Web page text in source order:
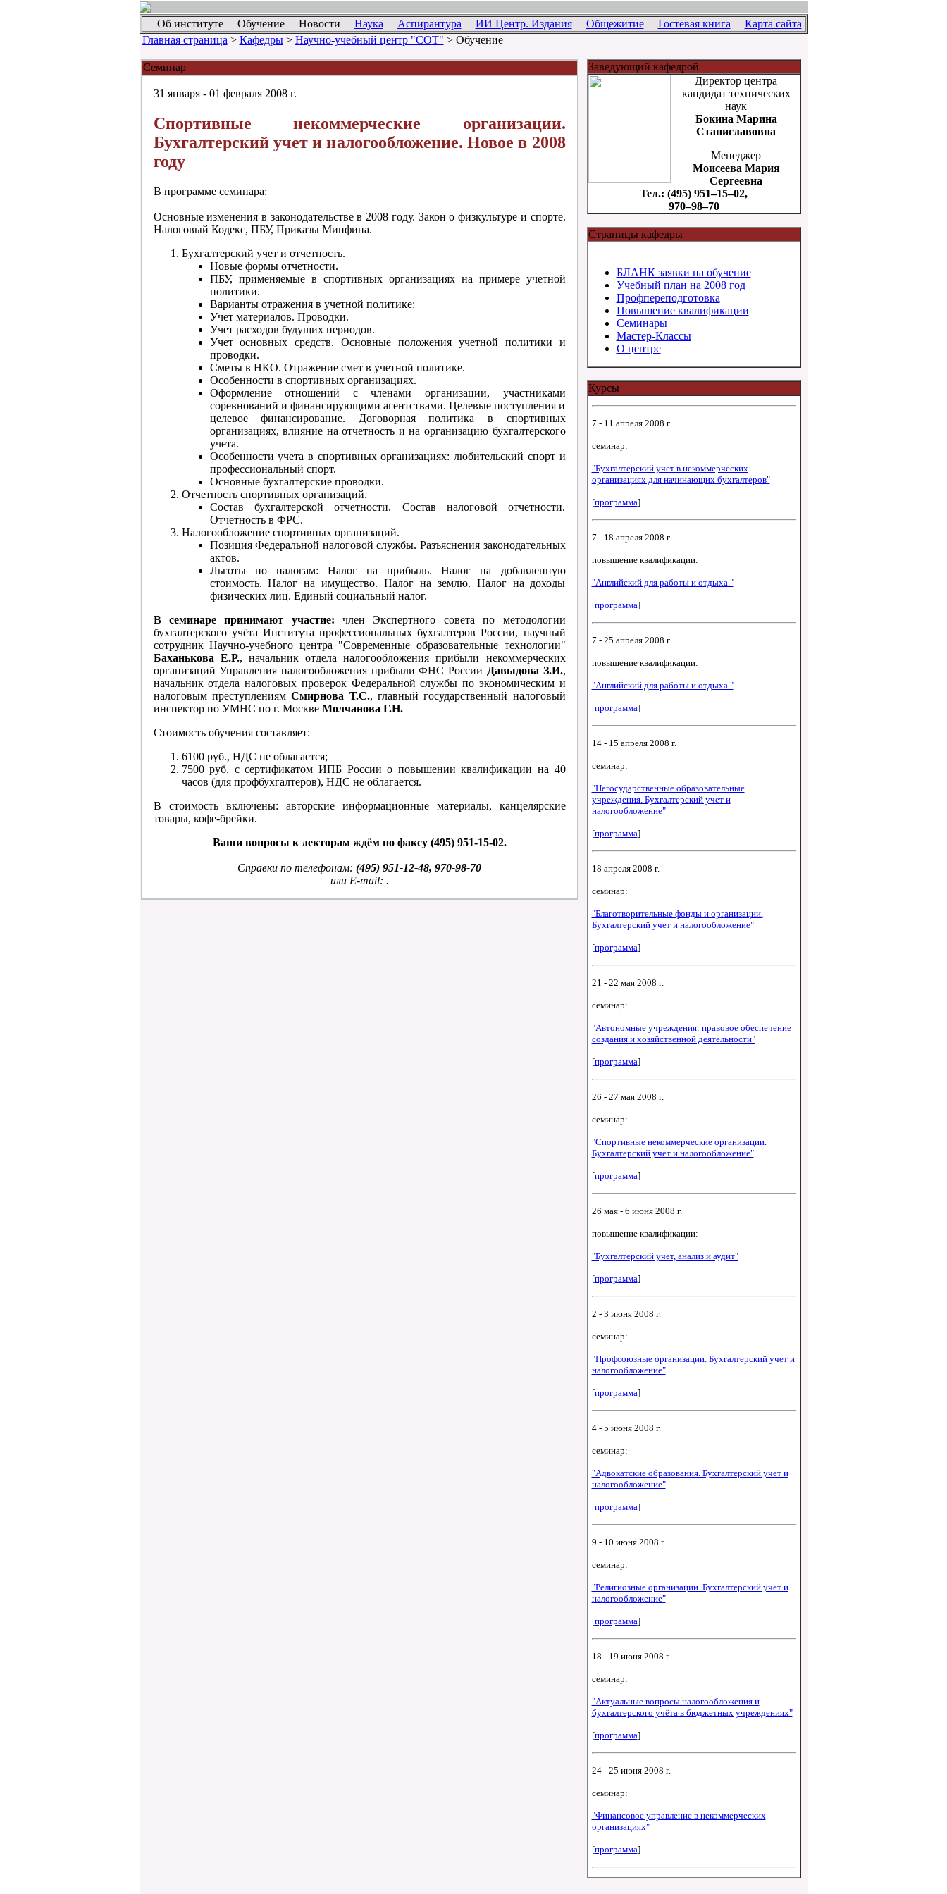
Об институте Обучение Новости Наука Аспирантура ИИ Центр. Издания Общежитие Гостевая книга
Карта сайта
Главная страница > Кафедры> Научно-учебный центр "СОТ" > Обучение
Семинар
31 января - 01 февраля 2008 г.
Спортивные некоммерческие организации.
Бухгалтерский учет и налогообложение. Новое в 2008
году
В программе семинара:
Основные изменения в законодательстве в 2008 году. Закон о физкультуре и спорте.
Налоговый Кодекс, ПБУ, Приказы Минфина.
Бухгалтерский учет и отчетность.
Новые формы отчетности.
ПБУ, применяемые в спортивных организациях на примере учетной
политики.
Варианты отражения в учетной политике:
Учет материалов. Проводки.
Учет расходов будущих периодов.
Учет основных средств. Основные положения учетной политики и
проводки.
Сметы в НКО. Отражение смет в учетной политике.
Особенности в спортивных организациях.
Оформление отношений с членами организации, участниками
соревнований и финансирующими агентствами. Целевые поступления и
целевое финансирование. Договорная политика в спортивных
организациях, влияние на отчетность и на организацию бухгалтерского
учета.
Особенности учета в спортивных организациях: любительский спорт и
профессиональный спорт.
Основные бухгалтерские проводки.
Отчетность спортивных организаций.
Состав бухгалтерской отчетности. Состав налоговой отчетности.
Отчетность в ФРС.
Налогообложение спортивных организаций.
Позиция Федеральной налоговой службы. Разъяснения законодательных
актов.
Льготы по налогам: Налог на прибыль. Налог на добавленную
стоимость. Налог на имущество. Налог на землю. Налог на доходы
физических лиц. Единый социальный налог.
В семинаре принимают участие: член Экспертного совета по методологии
бухгалтерского учёта Института профессиональных бухгалтеров России, научный
сотрудник Научно-учебного центра "Современные образовательные технологии"
Баханькова Е.Р., начальник отдела налогообложения прибыли некоммерческих
организаций Управления налогообложения прибыли ФНС России Давыдова З.И.,
начальник отдела налоговых проверок Федеральной службы по экономическим и
налоговым преступлениямСмирнова Т.С., главный государственный налоговый
инспектор по УМНС по г. Москве Молчанова Г.Н.
Стоимость обучения составляет:
6100 руб., НДС не облагается;
7500 руб. с сертификатом ИПБ России о повышении квалификации на 40
часов (для профбухгалтеров), НДС не облагается.
B стоимость включены: авторские информационные матepиалы, канцелярские
товары, кофе-брейки.
Ваши вопросы к лекторам ждём по факсу (495) 951-15-02.
Справки по телефонам: (495) 951-12-48, 970-98-70
или E-mail: .
Заведующий кафедрой
Директор центра
кандидат технических
наук
Бокина Марина
Станиславовна
Менеджер
Моисеева Мария
Сергеевна
Тел.: (495) 951–15–02,
970–98–70
Страницы кафедры
БЛАНК заявки на обучение
Учебный план на 2008 год
Профпереподготовка
Повышение квалификации
Семинары
Мастер-Классы
О центре
Курсы
7 - 11 апреля 2008 г.
семинар:
"Бухгалтерский учет в некоммерческих
организациях для начинающих бухгалтеров"
[программа]
7 - 18 апреля 2008 г.
повышение квалификации:
"Английский для работы и отдыха."
[программа]
7 - 25 апреля 2008 г.
повышение квалификации:
"Английский для работы и отдыха."
[программа]
14 - 15 апреля 2008 г.
семинар:
"Негосударственные образовательные
учреждения. Бухгалтерский учет и
налогообложение"
[программа]
18 апреля 2008 г.
семинар:
"Благотворительные фонды и организации.
Бухгалтерский учет и налогообложение"
[программа]
21 - 22 мая 2008 г.
семинар:
"Автономные учреждения: правовое обеспечение
создания и хозяйственной деятельности"
[программа]
26 - 27 мая 2008 г.
семинар:
"Спортивные некоммерческие организации.
Бухгалтерский учет и налогообложение"
[программа]
26 мая - 6 июня 2008 г.
повышение квалификации:
"Бухгалтерский учет, анализ и аудит"
[программа]
2 - 3 июня 2008 г.
семинар:
"Профсоюзные организации. Бухгалтерский учет и
налогообложение"
[программа]
4 - 5 июня 2008 г.
семинар:
"Адвокатские образования. Бухгалтерский учет и
налогообложение"
[программа]
9 - 10 июня 2008 г.
семинар:
"Религиозные организации. Бухгалтерский учет и
налогообложение"
[программа]
18 - 19 июня 2008 г.
семинар:
"Актуальные вопросы налогообложения и
бухгалтерского учёта в бюджетных учреждениях"
[программа]
24 - 25 июня 2008 г.
семинар:
"Финансовое управление в некоммерческих
организациях"
[программа]